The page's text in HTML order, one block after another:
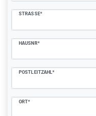
STRASSE*
HAUSNR*
POSTLEITZAHL*
ORT*